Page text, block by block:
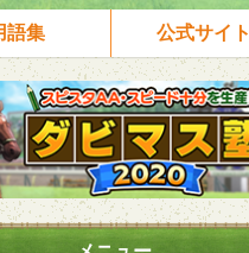
語集 公式サイト